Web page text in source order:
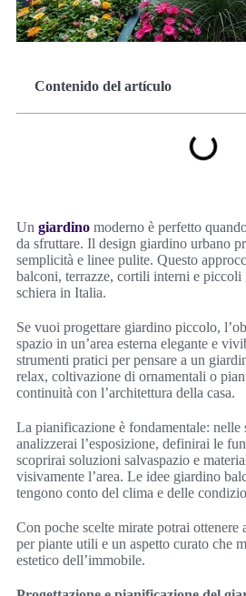
Contenido del artículo
Un giardino moderno è perfetto
da sfruttare. Il design giardino urbano
semplicità e linee pulite. Questo
balconi, terrazze, cortili interni e
schiera in Italia.
Se vuoi progettare giardino piccolo,
spazio in un’area esterna elegante e
strumenti pratici per pensare a un
relax, coltivazione di ornamentali o
continuità con l’architettura della casa.
La pianificazione è fondamentale: nelle
analizzerai l’esposizione, definirai le
scoprirai soluzioni salvaspazio e
visivamente l’area. Le idee giardino
tengono conto del clima e delle
Con poche scelte mirate potrai ottenere
per piante utili e un aspetto curato che
estetico dell’immobile.